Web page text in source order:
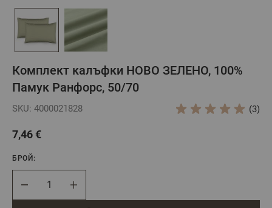
Комплект калъфки НОВО ЗЕЛЕНО, 100%
Памук Ранфорс, 50/70
SKU: 4000021828 (3)
7,46 €
БРОЙ: